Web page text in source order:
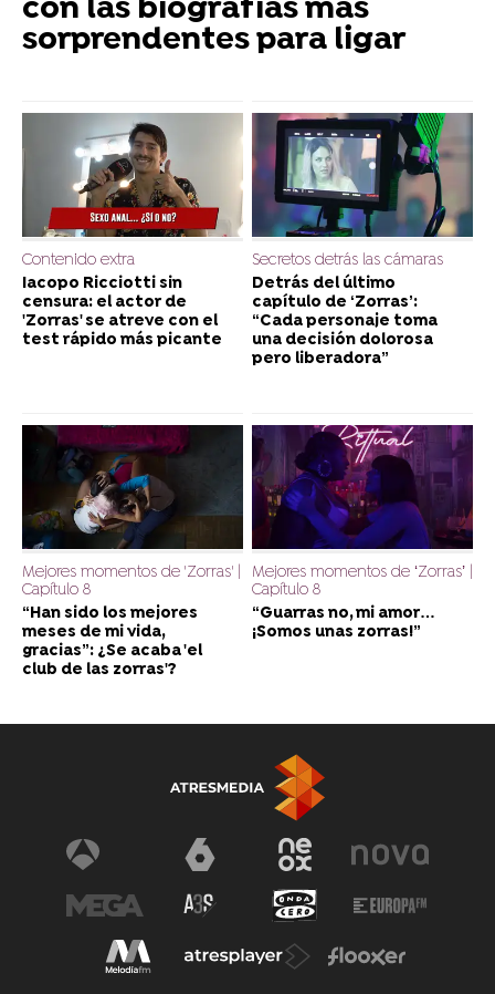
con las biografías más
sorprendentes para ligar
Contenido extra
Iacopo Ricciotti sin
censura: el actor de
'Zorras' se atreve con el
test rápido más picante
Secretos detrás las cámaras
Detrás del último
capítulo de ‘Zorras’:
“Cada personaje toma
una decisión dolorosa
pero liberadora”
Mejores momentos de 'Zorras' |
Capítulo 8
“Han sido los mejores
meses de mi vida,
gracias”: ¿Se acaba 'el
club de las zorras'?
Mejores momentos de ‘Zorras’ |
Capítulo 8
“Guarras no, mi amor…
¡Somos unas zorras!”